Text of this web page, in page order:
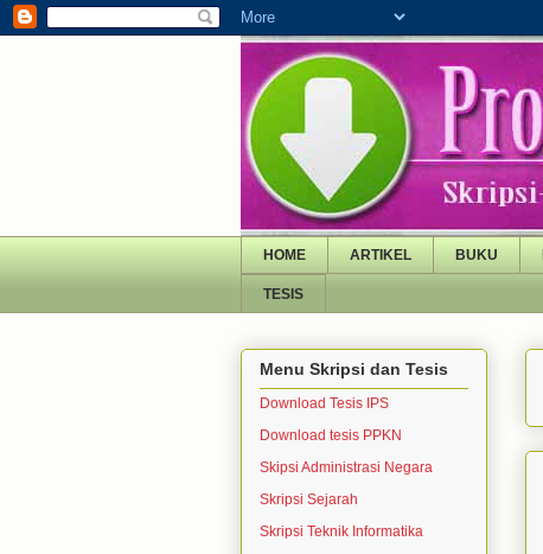
HOME ARTIKEL BUKU
TESIS
Menu Skripsi dan Tesis
Download Tesis IPS
Download tesis PPKN
Skipsi Administrasi Negara
Skripsi Sejarah
Skripsi Teknik Informatika